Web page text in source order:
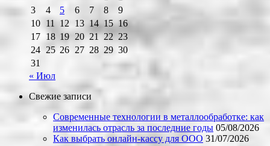
3
4 5 6 7 8
9
10 11 12 13 14 15 16
17 18 19 20 21 22 23
24 25 26 27 28 29 30
31
« Июл
Свежие записи
Современные технологии в металлообработке: как
изменилась отрасль за последние годы 05/08/2026
Как выбрать онлайн-кассу для ООО 31/07/2026